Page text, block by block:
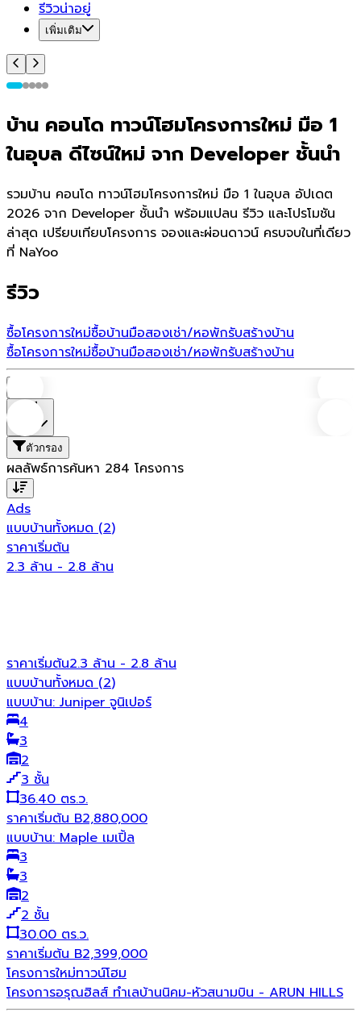
รีวิวน่าอยู่
เพิ่มเติม
บ้าน คอนโด ทาวน์โฮมโครงการใหม่ มือ 1
ในอุบล ดีไซน์ใหม่ จาก Developer ชั้นนำ
รวมบ้าน คอนโด ทาวน์โฮมโครงการใหม่ มือ 1 ในอุบล อัปเดต
2026 จาก Developer ชั้นนำ พร้อมแปลน รีวิว และโปรโมชัน
ล่าสุด เปรียบเทียบโครงการ จองและผ่อนดาวน์ ครบจบในที่เดียว
ที่ NaYoo
รีวิว
ซื้อโครงการใหม่ซื้อบ้านมือสองเช่า/หอพักรับสร้างบ้าน
ซื้อโครงการใหม่ซื้อบ้านมือสองเช่า/หอพักรับสร้างบ้าน
ตัวกรอง
ผลลัพธ์การค้นหา 284 โครงการ
Ads
แบบบ้านทั้งหมด (2)
ราคาเริ่มต้น
2.3 ล้าน - 2.8 ล้าน
ราคาเริ่มต้น2.3 ล้าน - 2.8 ล้าน
แบบบ้านทั้งหมด (2)
แบบบ้าน: Juniper จูนิเปอร์
4
3
2
3 ชั้น
36.40 ตร.ว.
ราคาเริ่มต้น B2,880,000
แบบบ้าน: Maple เมเปิ้ล
3
3
2
2 ชั้น
30.00 ตร.ว.
ราคาเริ่มต้น B2,399,000
โครงการใหม่ทาวน์โฮม
โครงการอรุณฮิลส์ ทำเลบ้านนิคม-หัวสนามบิน - ARUN HILLS